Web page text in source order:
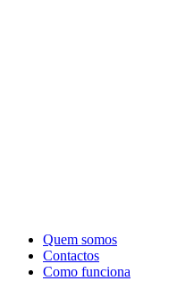
Quem somos
Contactos
Como funciona